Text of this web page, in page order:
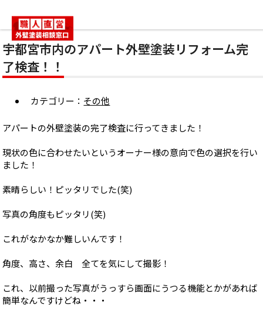
ォーム完了検査！！
宇都宮市内のアパート外壁塗装リフォーム完
了検査！！
カテゴリー： その他
アパートの外壁塗装の完了検査に行ってきました！
現状の色に合わせたいというオーナー様の意向で色の選択を行い
ました！
素晴らしい！ピッタリでした(笑)
写真の角度もピッタリ(笑)
これがなかなか難しいんです！
角度、高さ、余白 全てを気にして撮影！
これ、以前撮った写真がうっすら画面にうつる機能とかがあれば
簡単なんですけどね・・・